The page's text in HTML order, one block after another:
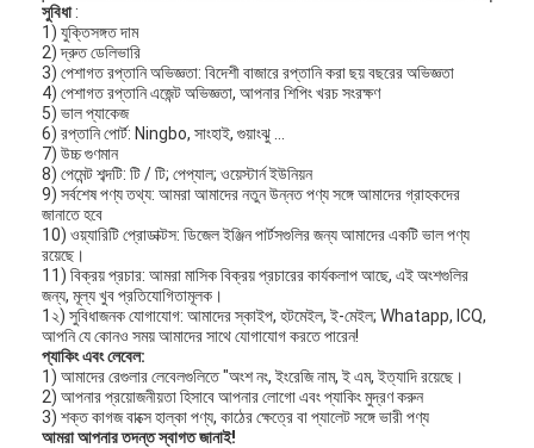
বাড়ি
পণ্য
ভিডিও
আমাদের সম্বন্ধে
সুবিধা:
1) যুক্তিসঙ্গত দাম
2) দ্রুত ডেলিভারি
3) পেশাগত রপ্তানি অভিজ্ঞতা: বিদেশী বাজারে রপ্তানি করা ছয় বছরের অভিজ্ঞতা
4) পেশাগত রপ্তানি এজেন্ট অভিজ্ঞতা, আপনার শিপিং খরচ সংরক্ষণ
5) ভাল প্যাকেজ
6) রপ্তানি পোর্ট: Ningbo, সাংহাই, গুয়াংঝু ...
7) উচ্চ গুণমান
8) পেমেন্ট শব্দটি: টি / টি; পেপ্যাল; ওয়েস্টার্ন ইউনিয়ন
9) সর্বশেষ পণ্য তথ্য: আমরা আমাদের নতুন উন্নত পণ্য সঙ্গে আমাদের গ্রাহকদের
জানাতে হবে
10) ওয়্যারিটি প্রোডাক্টস: ডিজেল ইঞ্জিন পার্টসগুলির জন্য আমাদের একটি ভাল পণ্য
রয়েছে।
11) বিক্রয় প্রচার: আমরা মাসিক বিক্রয় প্রচারের কার্যকলাপ আছে, এই অংশগুলির
জন্য, মূল্য খুব প্রতিযোগিতামূলক।
1২) সুবিধাজনক যোগাযোগ: আমাদের স্কাইপ, হটমেইল, ই-মেইল; Whatapp, ICQ,
আপনি যে কোনও সময় আমাদের সাথে যোগাযোগ করতে পারেন!
প্যাকিং এবং লেবেল:
1) আমাদের রেগুলার লেবেলগুলিতে "অংশ নং, ইংরেজি নাম, ই এম, ইত্যাদি রয়েছে।
2) আপনার প্রয়োজনীয়তা হিসাবে আপনার লোগো এবং প্যাকিং মুদ্রণ করুন
3) শক্ত কাগজ বাক্সে হাল্কা পণ্য, কাঠের ক্ষেত্রে বা প্যালেট সঙ্গে ভারী পণ্য
আমরা আপনার তদন্ত স্বাগত জানাই!